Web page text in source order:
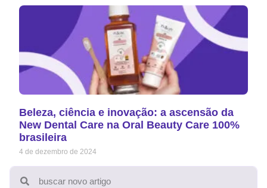
Beleza, ciência e inovação: a ascensão da
New Dental Care na Oral Beauty Care 100%
brasileira
4 de dezembro de 2024